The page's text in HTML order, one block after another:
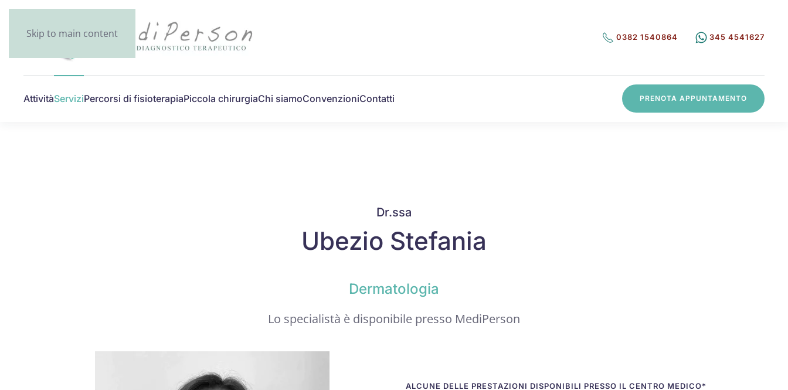
Skip to main content 0382 1540864 345 4541627
AttivitàServiziPercorsi di fisioterapiaPiccola chirurgiaChi siamoConvenzioniContatti PRENOTA APPUNTAMENTO
Dr.ssa
Ubezio Stefania
Dermatologia
Lo specialistà è disponibile presso MediPerson
ALCUNE DELLE PRESTAZIONI DISPONIBILI PRESSO IL CENTRO MEDICO*